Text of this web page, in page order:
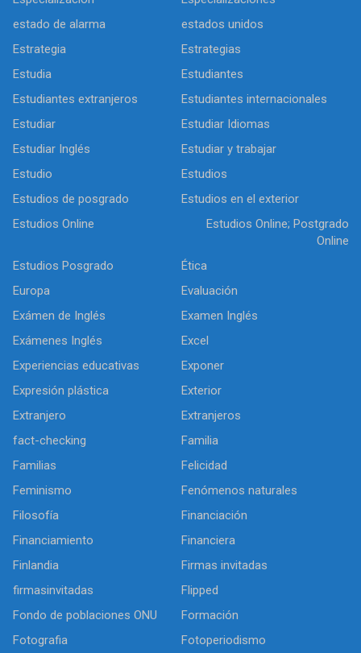
estado de alarma
estados unidos
Estrategia
Estrategias
Estudia
Estudiantes
Estudiantes extranjeros
Estudiantes internacionales
Estudiar
Estudiar Idiomas
Estudiar Inglés
Estudiar y trabajar
Estudio
Estudios
Estudios de posgrado
Estudios en el exterior
Estudios Online
Estudios Online; Postgrado
Online
Estudios Posgrado
Ética
Europa
Evaluación
Exámen de Inglés
Examen Inglés
Exámenes Inglés
Excel
Experiencias educativas
Exponer
Expresión plástica
Exterior
Extranjero
Extranjeros
fact-checking
Familia
Familias
Felicidad
Feminismo
Fenómenos naturales
Filosofía
Financiación
Financiamiento
Financiera
Finlandia
Firmas invitadas
firmasinvitadas
Flipped
Fondo de poblaciones ONU
Formación
Fotografia
Fotoperiodismo